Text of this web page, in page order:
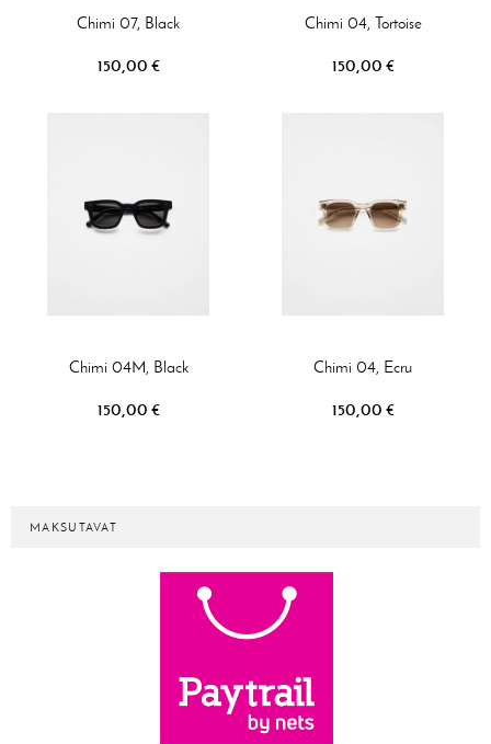
Chimi 07, Black
150,00 €
Chimi 04, Tortoise
150,00 €
Chimi 04M, Black
150,00 €
Chimi 04, Ecru
150,00 €
MAKSUTAVAT